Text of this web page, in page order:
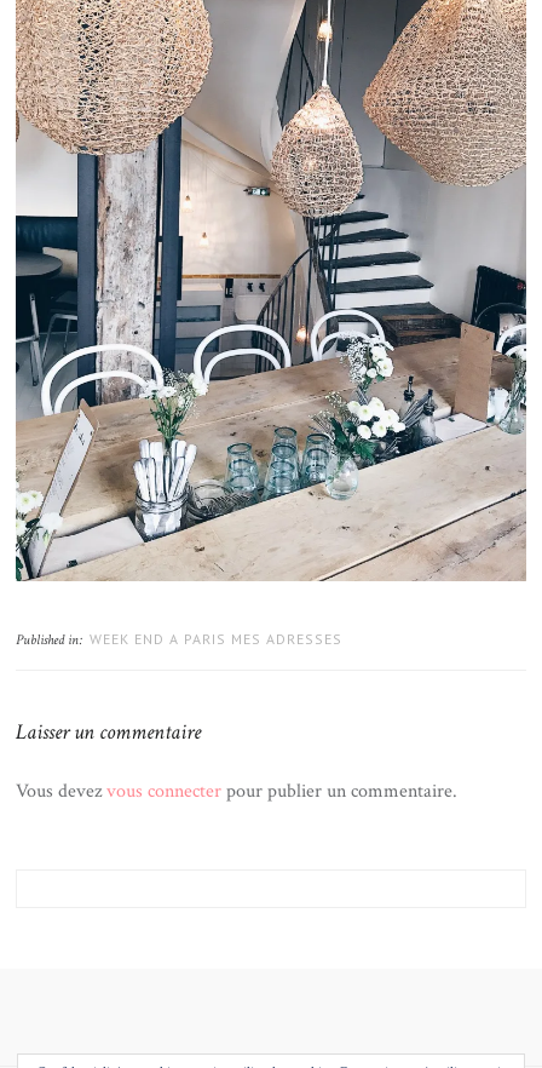
Published in: WEEK END A PARIS MES ADRESSES
Laisser un commentaire
Vous devezvous connecterpour publier un commentaire.